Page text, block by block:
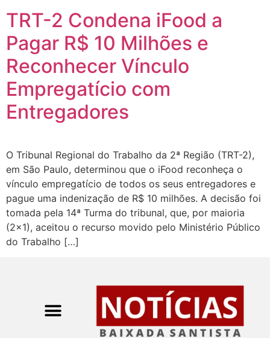
TRT-2 Condena iFood a
Pagar R$ 10 Milhões e
Reconhecer Vínculo
Empregatício com
Entregadores
O Tribunal Regional do Trabalho da 2ª Região (TRT-2),
em São Paulo, determinou que o iFood reconheça o
vínculo empregatício de todos os seus entregadores e
pague uma indenização de R$ 10 milhões. A decisão foi
tomada pela 14ª Turma do tribunal, que, por maioria
(2×1), aceitou o recurso movido pelo Ministério Público
do Trabalho […]